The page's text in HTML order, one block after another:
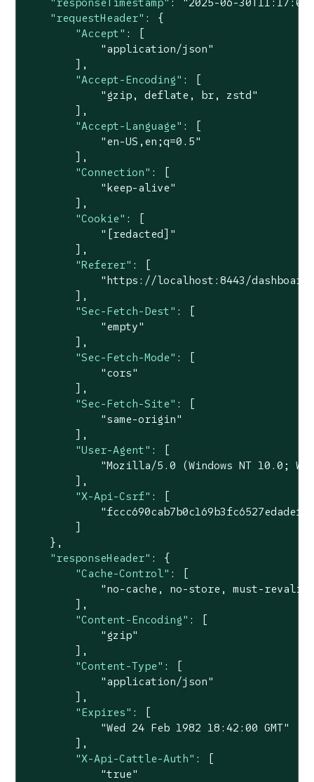
"requestHeader" : {
"Accept" : [
"application/json"
        ],
"Accept-Encoding" : [
"gzip, deflate, br, zstd"
        ],
"Accept-Language" : [
"en-US,en;q=0.5"
        ],
"Connection" : [
"keep-alive"
        ],
"Cookie" : [
"[redacted]"
        ],
"Referer" : [
"https://localhost:8443/
        ],
"Sec-Fetch-Dest" : [
"empty"
        ],
"Sec-Fetch-Mode" : [
"cors"
        ],
"Sec-Fetch-Site" : [
"same-origin"
        ],
"User-Agent" : [
"Mozilla/5.0 (Windows NT 10.0;
        ],
"X-Api-Csrf" : [
"fccc690cab7b0c169b3fc6527edadef3"
        ]
    },
"responseHeader" : {
"Cache-Control" : [
"no-cache, no-store, must-
        ],
"Content-Encoding" : [
"gzip"
        ],
"Content-Type" : [
"application/json"
        ],
"Expires" : [
"Wed 24 Feb 1982 18:42:00 GMT"
        ],
"X-Api-Cattle-Auth" : [
"true"